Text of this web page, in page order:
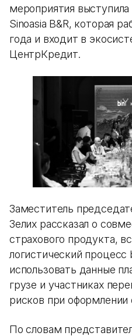
мероприятия
Sinoasia B&R, которая
года и входит в
ЦентрКредит.
Заместитель
Зелих рассказал о
страхового продукта,
логистический
использовать данные
грузе и участниках
рисков при оформлении
По словам